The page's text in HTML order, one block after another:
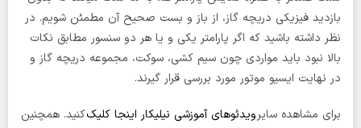
بازدید فیزیکی دریچه گاز، از باز و بست صحیح آن مطمئن شویم. در
نظر داشته باشید که اگر پارامتر یکی و یا هر دو سنسور مطابق نکات
بالا نبود باید مواردی چون سیم کشی، سوکت، مجموعه دریچه گاز و
در نهایت ایسیو موتور مورد بررسی قرار گیرند.
برای مشاهده سایرویدئوهای آموزشی نیلیکار اینجا کلیککنید. همچنین